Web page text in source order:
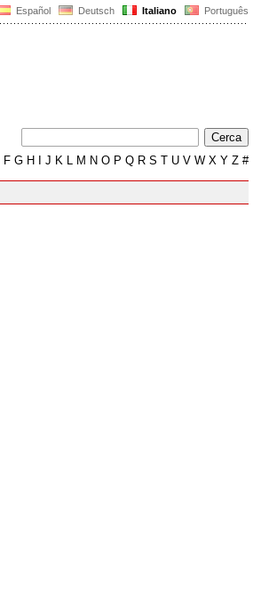
Español Deutsch Italiano Português
F G H J K L M N O P Q R S T U V W X Y Z #